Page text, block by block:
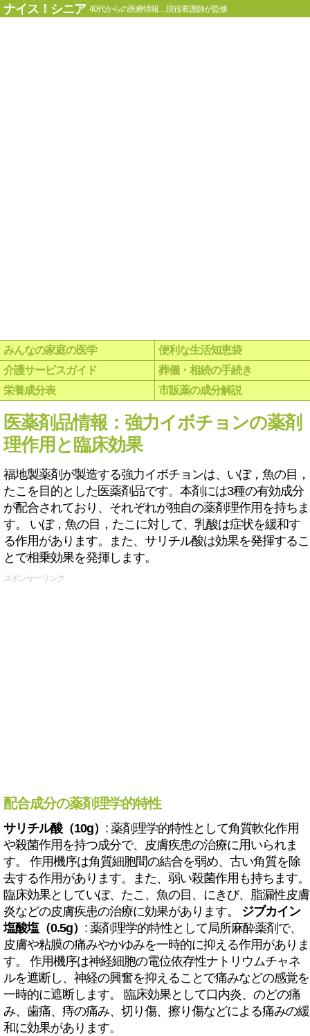
ナイス！シニア 40代からの医療情報…現役看護師が監修
みんなの家庭の医学
便利な生活知恵袋
介護サービスガイド
葬儀・相続の手続き
栄養成分表
市販薬の成分解説
医薬剤品情報：強力イボチョンの薬剤
理作用と臨床効果
福地製薬剤が製造する強力イボチョンは、いぼ，魚の目，
たこを目的とした医薬剤品です。本剤には3種の有効成分
が配合されており、それぞれが独自の薬剤理作用を持ちま
す。 いぼ，魚の目，たこに対して、乳酸は症状を緩和す
る作用があります。また、サリチル酸は効果を発揮するこ
とで相乗効果を発揮します。
スポンサーリンク
配合成分の薬剤理学的特性
サリチル酸（10g） : 薬剤理学的特性として角質軟化作用
や殺菌作用を持つ成分で、皮膚疾患の治療に用いられま
す。 作用機序は角質細胞間の結合を弱め、古い角質を除
去する作用があります。また、弱い殺菌作用も持ちます。
臨床効果としていぼ、たこ、魚の目、にきび、脂漏性皮膚
炎などの皮膚疾患の治療に効果があります。 ジブカイン
塩酸塩（0.5g） : 薬剤理学的特性として局所麻酔薬剤で、
皮膚や粘膜の痛みやかゆみを一時的に抑える作用がありま
す。 作用機序は神経細胞の電位依存性ナトリウムチャネ
ルを遮断し、神経の興奮を抑えることで痛みなどの感覚を
一時的に遮断します。 臨床効果として口内炎、のどの痛
み、歯痛、痔の痛み、切り傷、擦り傷などによる痛みの緩
和に効果があります。